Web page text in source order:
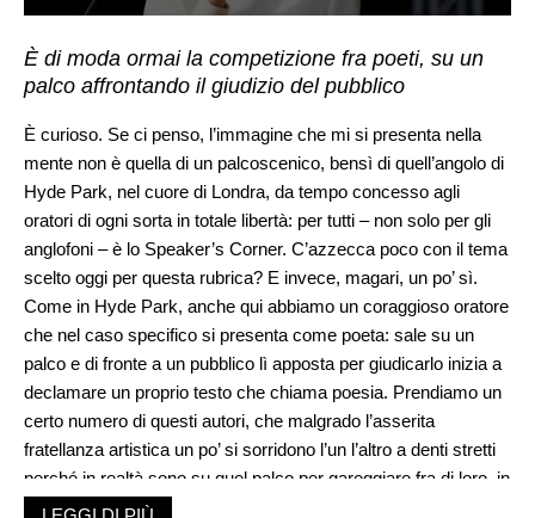
È di moda ormai la competizione fra poeti, su un
palco affrontando il giudizio del pubblico
È curioso. Se ci penso, l’immagine che mi si presenta nella
mente non è quella di un palcoscenico, bensì di quell’angolo di
Hyde Park, nel cuore di Londra, da tempo concesso agli
oratori di ogni sorta in totale libertà: per tutti – non solo per gli
anglofoni – è lo Speaker’s Corner. C’azzecca poco con il tema
scelto oggi per questa rubrica? E invece, magari, un po’ sì.
Come in Hyde Park, anche qui abbiamo un coraggioso oratore
che nel caso specifico si presenta come poeta: sale su un
palco e di fronte a un pubblico lì apposta per giudicarlo inizia a
declamare un proprio testo che chiama poesia. Prendiamo un
certo numero di questi autori, che malgrado l’asserita
fratellanza artistica un po’ si sorridono l’un l’altro a denti stretti
perché in realtà sono su quel palco per gareggiare fra di loro, in
fondo anche per essere eletti come vincitori unici della